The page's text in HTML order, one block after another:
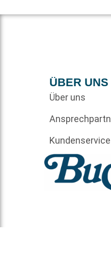
ÜBER UNS
Über uns
Kundenservice